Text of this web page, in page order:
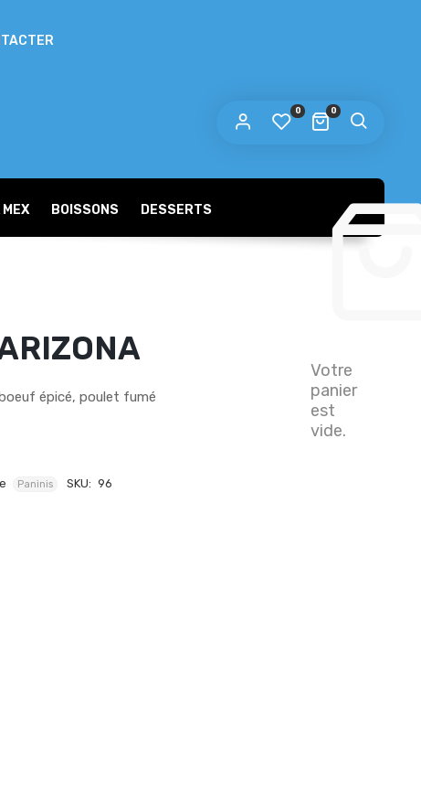
0
Votre
panier
est
vide.
0
BOISSONS DESSERTS
épicé, poulet fumé
Paninis SKU: 96